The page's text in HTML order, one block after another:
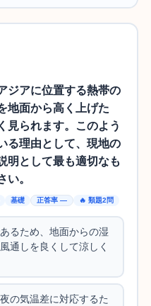
ジアに位置する熱帯の
地面から高く上げた
見られます。このよう
る理由として、現地の
明として最も適切なも
い。
基礎 正答率 — 🔥 類題2問
るため、地面からの湿
通しを良くして涼しく
の気温差に対応するた